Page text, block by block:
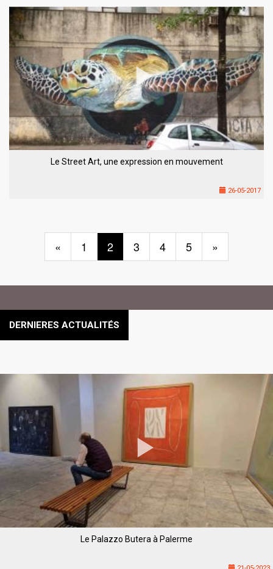
Le Street Art, une expression en mouvement
26-05-2017
« 1 2 3 4 5 »
DERNIERES ACTUALITÉS
Le Palazzo Butera à Palerme